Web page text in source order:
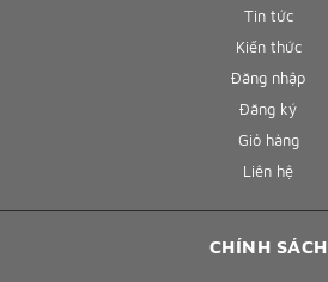
Tin tức
Kiến thức
Đăng nhập
Đăng ký
Giỏ hàng
Liên hệ
CHÍNH SÁCH